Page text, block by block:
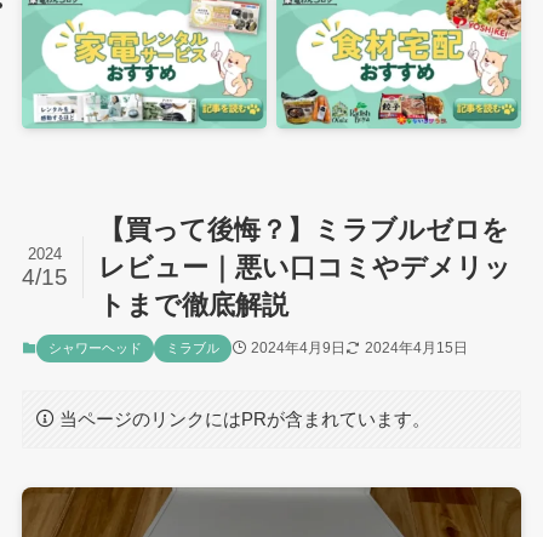
【買って後悔？】ミラブルゼロを
レビュー｜悪い口コミやデメリッ
トまで徹底解説
2024
4/15
シャワーヘッド ミラブル 2024年4月9日 2024年4月15日
当ページのリンクにはPRが含まれています。